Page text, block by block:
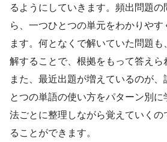
るようにしていきます。頻出問題
ら、一つひとつの単元をわかりやす
ます。何となくで解いていた問題
解することで、根拠をもって答えら
また、最近出題が増えているのが
とつの単語の使い方をパターン別に
法ごとに整理しながら覚えていく
ることができます。